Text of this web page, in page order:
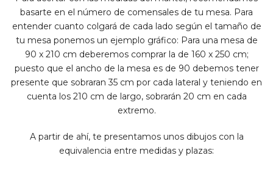
basarte en el número de comensales de tu mesa. Para
entender cuanto colgará de cada lado según el tamaño de
tu mesa ponemos un ejemplo gráfico: Para una mesa de
90 x 210 cm deberemos comprar la de 160 x 250 cm;
puesto que el ancho de la mesa es de 90 debemos tener
presente que sobraran 35 cm por cada lateral y teniendo en
cuenta los 210 cm de largo, sobrarán 20 cm en cada
extremo.
A partir de ahí, te presentamos unos dibujos con la
equivalencia entre medidas y plazas: